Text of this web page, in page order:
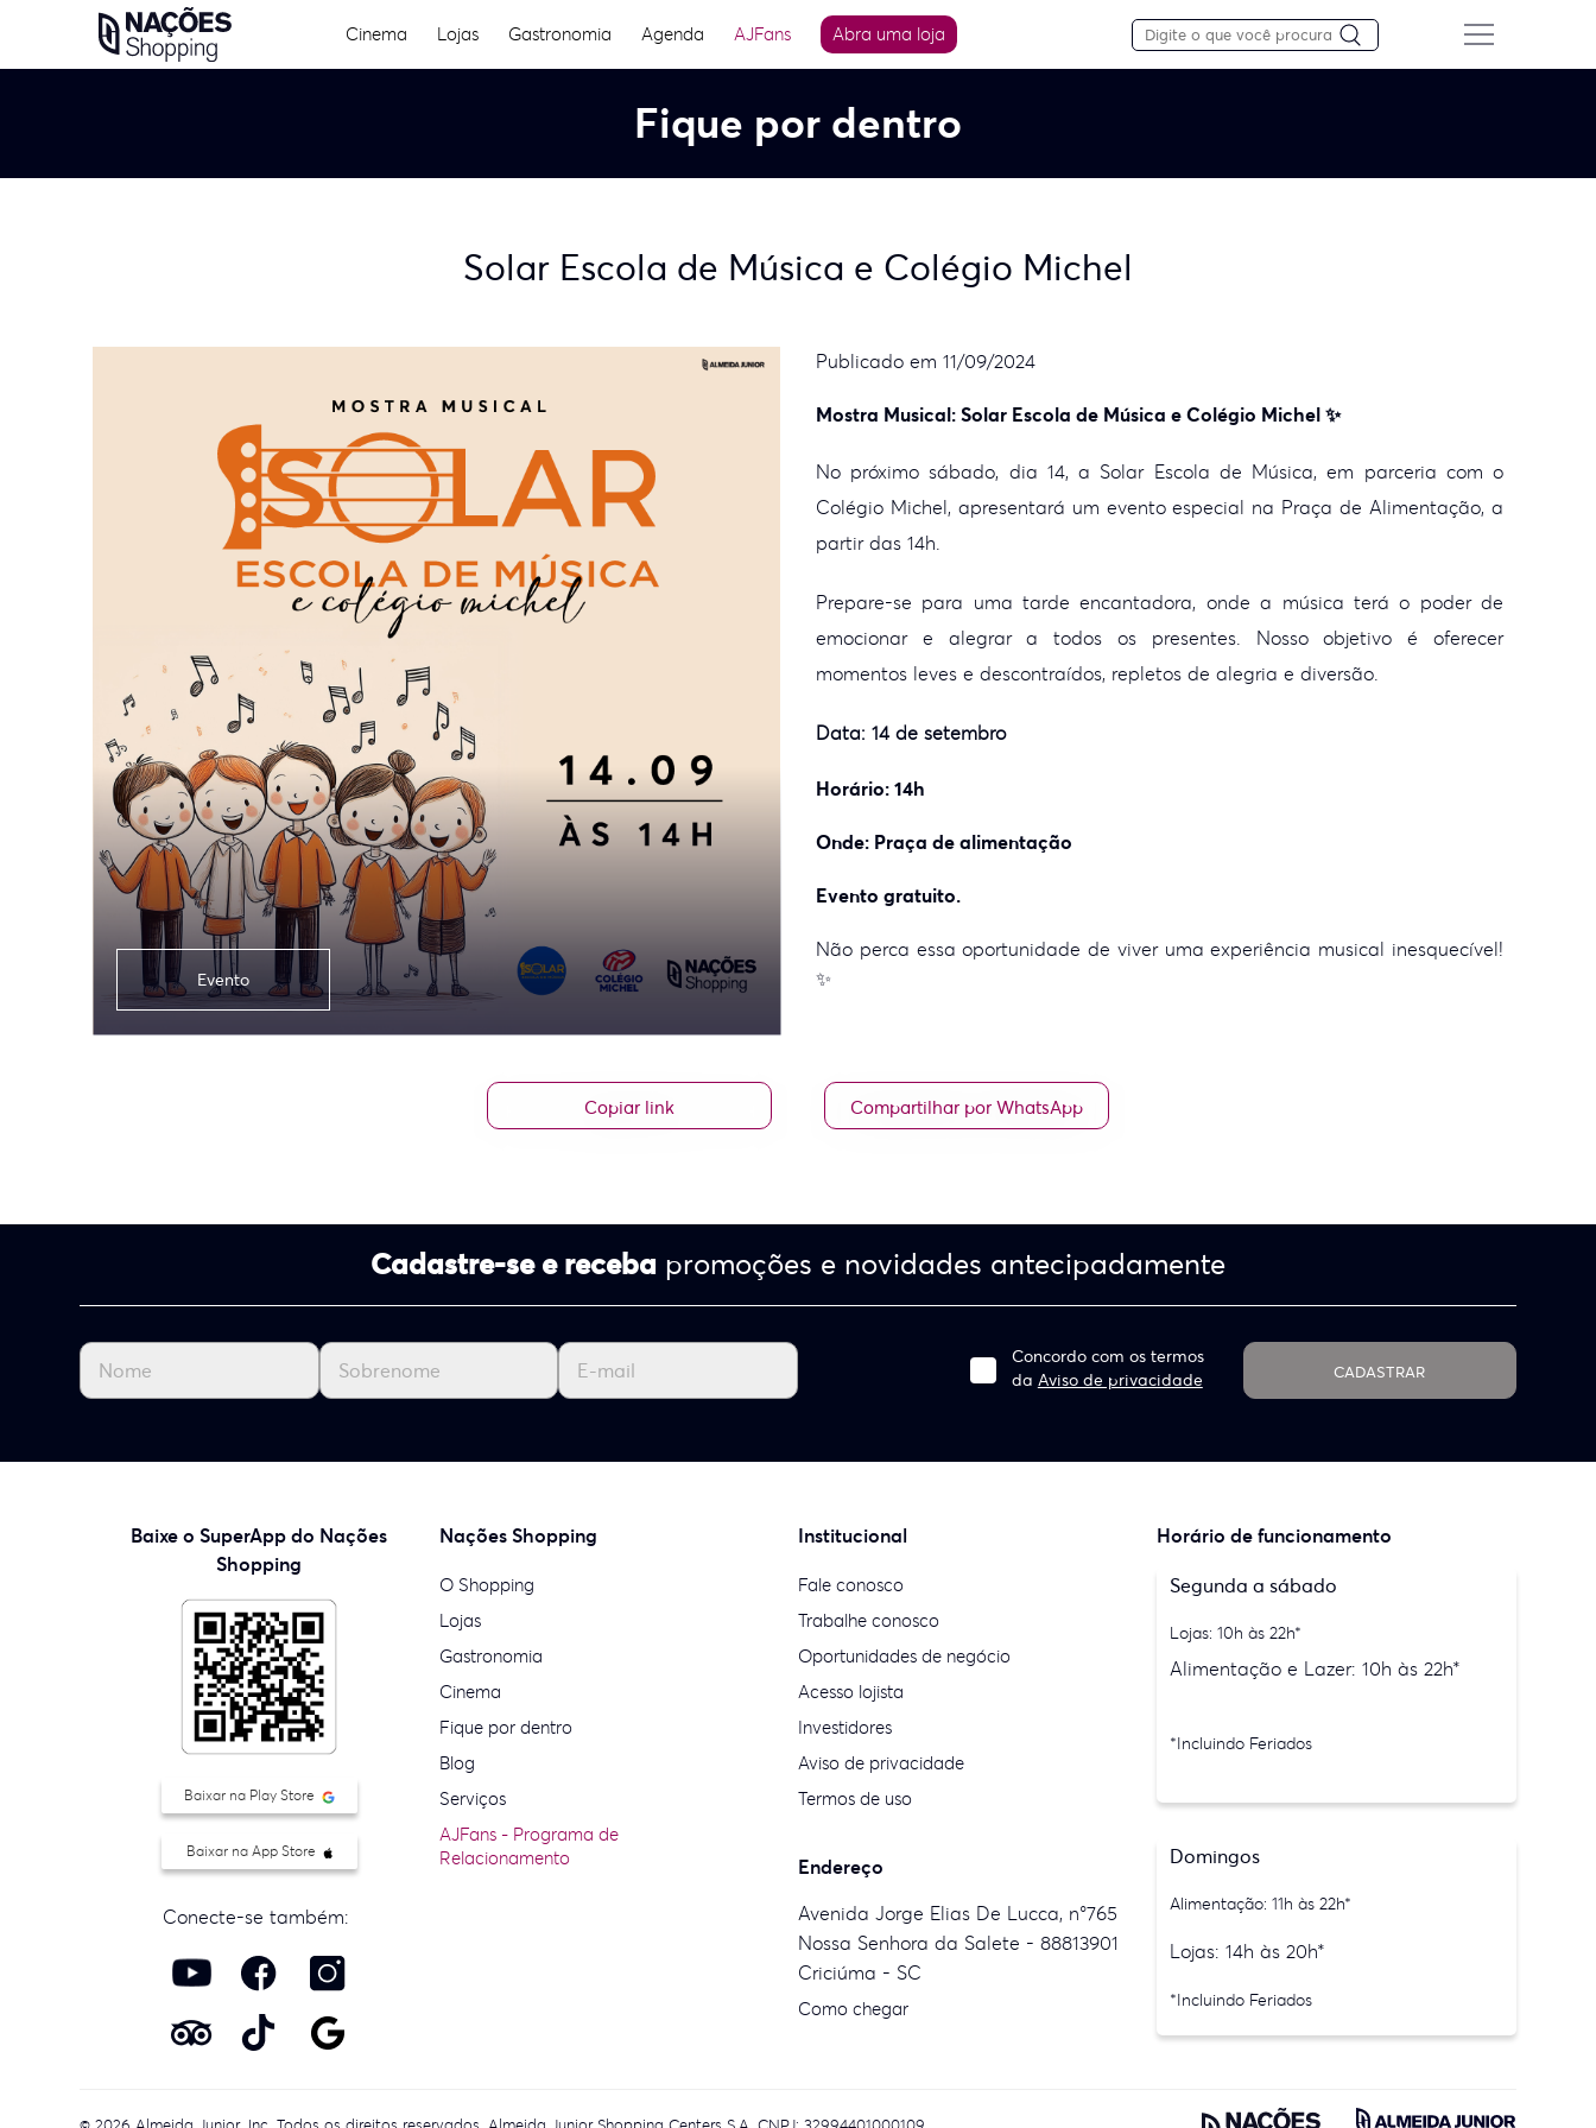
Cinema Lojas Gastronomia Agenda AJFans Abra uma loja
Fique por dentro
Solar Escola de Música e Colégio Michel
Evento
Publicado em 11/09/2024
Mostra Musical: Solar Escola de Música e Colégio Michel ✨
No próximo sábado, dia 14, a Solar Escola de Música, em parceria com o
Colégio Michel, apresentará um evento especial na Praça de Alimentação, a
partir das 14h.
Prepare-se para uma tarde encantadora, onde a música terá o poder de
emocionar e alegrar a todos os presentes. Nosso objetivo é oferecer
momentos leves e descontraídos, repletos de alegria e diversão.
Data: 14 de setembro
Horário: 14h
Onde: Praça de alimentação
Evento gratuito.
Não perca essa oportunidade de viver uma experiência musical inesquecível!
✨
Copiar link Compartilhar por WhatsApp
Cadastre-se e receba promoções e novidades antecipadamente
Concordo com os termos
da Aviso de privacidade CADASTRAR
Baixe o SuperApp do Nações
Shopping
Baixar na Play Store
Baixar na App Store
Conecte-se também:
Nações Shopping
O Shopping
Lojas
Gastronomia
Cinema
Fique por dentro
Blog
Serviços
AJFans - Programa de
Relacionamento
Institucional
Fale conosco
Trabalhe conosco
Oportunidades de negócio
Acesso lojista
Investidores
Aviso de privacidade
Termos de uso
Endereço
Avenida Jorge Elias De Lucca, n°765
Nossa Senhora da Salete - 88813901
Criciúma - SC
Como chegar
Horário de funcionamento
Segunda a sábado
Lojas: 10h às 22h*
Alimentação e Lazer: 10h às 22h*
*Incluindo Feriados
Domingos
Alimentação: 11h às 22h*
Lojas: 14h às 20h*
*Incluindo Feriados